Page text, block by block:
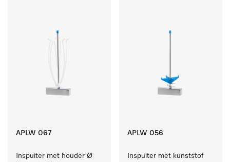
APLW 067
Inspuiter met houder Ø
APLW 056
Inspuiter met kunststof